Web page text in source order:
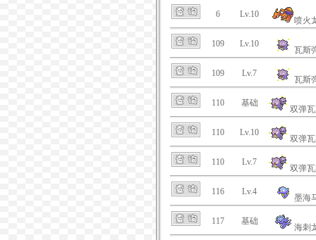
6 Lv.10
喷火
109 Lv.10
瓦斯
109 Lv.7
瓦斯
110 基础
双弹
110 Lv.10
双弹
110 Lv.7
双弹
116 Lv.4
墨海
117 基础
海刺